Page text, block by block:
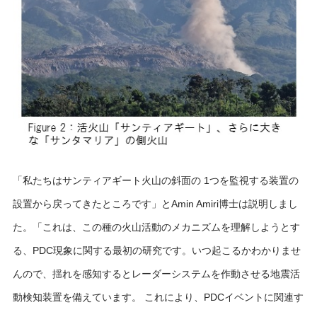
「私たちはサンティアギート火山の斜面の 1つを監視する装置の
設置から戻ってきたところです」とAmin Amiri博士は説明しまし
た。「これは、この種の火山活動のメカニズムを理解しようとす
る、PDC現象に関する最初の研究です。いつ起こるかわかりませ
んので、揺れを感知するとレーダーシステムを作動させる地震活
動検知装置を備えています。 これにより、PDCイベントに関連す